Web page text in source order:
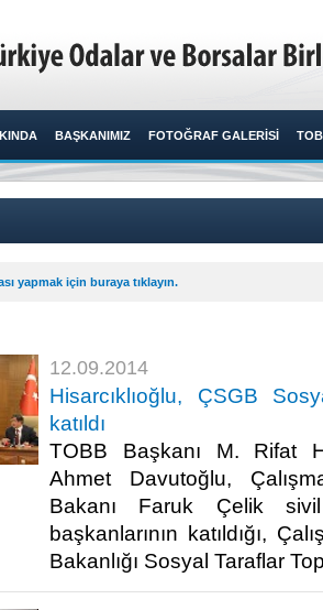
BAŞKANIMIZ FOTOĞRAF GALERİSİ
yapmak için buraya tıklayın.
12.09.2014
Hisarcıklıoğlu, ÇSGB
katıldı
TOBB Başkanı M. Rifat
Ahmet Davutoğlu,
Bakanı Faruk Çelik sivil
başkanlarının katıldığı,
Bakanlığı Sosyal Taraflar